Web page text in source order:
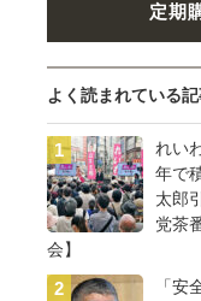
定期
よく読まれている
れい
年で
太郎
党茶
会】
「安